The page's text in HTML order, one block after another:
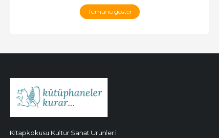
Tümünü göster
Kitapkokusu Kültür Sanat Ürünleri